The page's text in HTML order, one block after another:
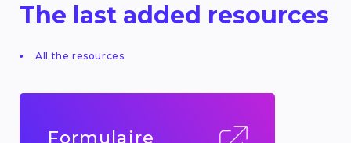
The last added resources
All the resources
Formulaire